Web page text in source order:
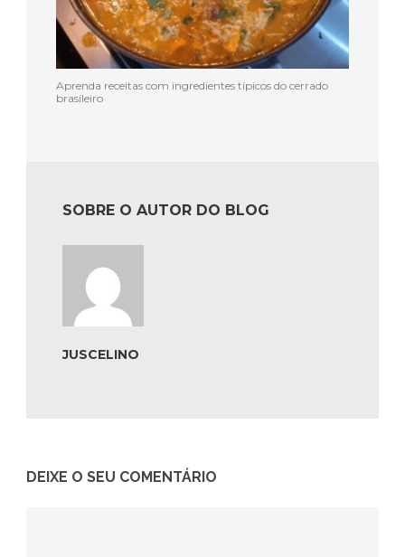
Aprenda receitas com ingredientes típicos do cerrado
brasileiro
SOBRE O AUTOR DO BLOG
JUSCELINO
DEIXE O SEU COMENTÁRIO